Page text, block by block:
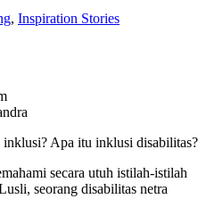
, Inspiration Stories
Apa itu inklusi disabilitas?
secara utuh istilah-istilah
seorang disabilitas netra